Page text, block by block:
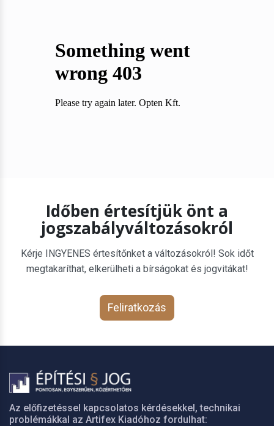
Időben értesítjük önt a
jogszabályváltozásokról
Kérje INGYENES értesítőnket a változásokról! Sok időt
megtakaríthat, elkerülheti a bírságokat és jogvitákat!
Feliratkozás
Az előfizetéssel kapcsolatos kérdésekkel, technikai
problémákkal az Artifex Kiadóhoz fordulhat: